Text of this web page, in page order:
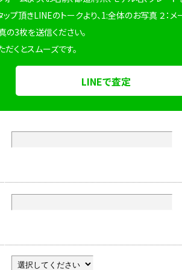
ップ頂きLINEのトークより、1:全体のお写真 ２
3枚を送信ください。
くとスムーズです。
LINEで査定